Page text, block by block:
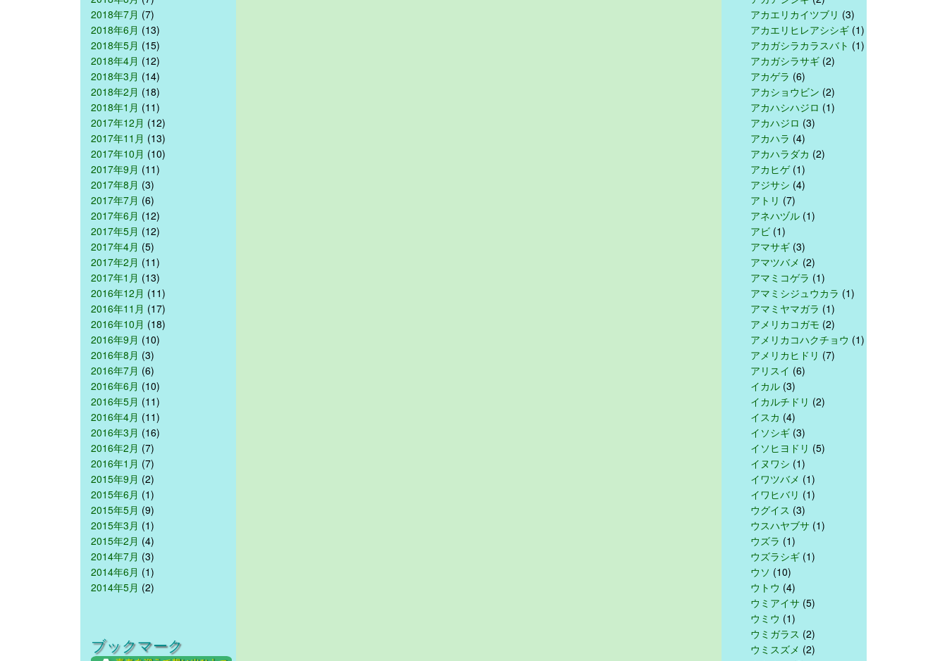
2018年7月 (7)
2018年6月 (13)
2018年5月 (15)
2018年4月 (12)
2018年3月 (14)
2018年2月 (18)
2018年1月 (11)
2017年12月 (12)
2017年11月 (13)
2017年10月 (10)
2017年9月 (11)
2017年8月 (3)
2017年7月 (6)
2017年6月 (12)
2017年5月 (12)
2017年4月 (5)
2017年2月 (11)
2017年1月 (13)
2016年12月 (11)
2016年11月 (17)
2016年10月 (18)
2016年9月 (10)
2016年8月 (3)
2016年7月 (6)
2016年6月 (10)
2016年5月 (11)
2016年4月 (11)
2016年3月 (16)
2016年2月 (7)
2016年1月 (7)
2015年9月 (2)
2015年6月 (1)
2015年5月 (9)
2015年3月 (1)
2015年2月 (4)
2014年7月 (3)
2014年6月 (1)
2014年5月 (2)
ブックマーク
アカエリカイツブリ (3)
アカエリヒレアシシギ (1)
アカガシラカラスバト (1)
アカガシラサギ (2)
アカゲラ (6)
アカショウビン (2)
アカハシハジロ (1)
アカハジロ (3)
アカハラ (4)
アカハラダカ (2)
アカヒゲ(1)
アジサシ (4)
アトリ (7)
アネハヅル (1)
アビ (1)
アマサギ (3)
アマツバメ (2)
アマミコゲラ (1)
アマミシジュウカラ (1)
アマミヤマガラ (1)
アメリカコガモ (2)
アメリカコハクチョウ (1)
アメリカヒドリ (7)
アリスイ (6)
イカル (3)
イカルチドリ (2)
イスカ (4)
イソシギ (3)
イソヒヨドリ (5)
イヌワシ (1)
イワツバメ (1)
イワヒバリ (1)
ウグイス (3)
ウスハヤブサ (1)
ウズラ (1)
ウズラシギ (1)
ウソ (10)
ウトウ (4)
ウミアイサ (5)
ウミウ (1)
ウミガラス (2)
ウミスズメ (2)